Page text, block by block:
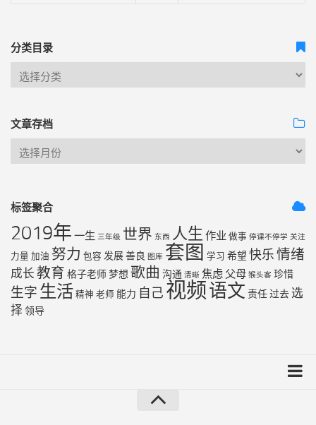
分类目录
文章存档
标签聚合
2019年 一生 三年级 世界 东西 人生 作业 做事 停课不停学 关注
力量 加油 努力 包容 发展善良 图库 套图 学习 希望 快乐情绪
成长 教育 格子老师梦想 歌曲 沟通 清晰 焦虑 父母 猴头客 珍惜
生字 生活 精神 老师 能力 自己 视频语文 责任过去 选
择 领导